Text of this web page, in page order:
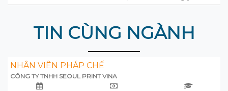
TIN CÙNG NGÀNH
NHÂN VIÊN PHÁP CHẾ
CÔNG TY TNHH SEOUL PRINT VINA